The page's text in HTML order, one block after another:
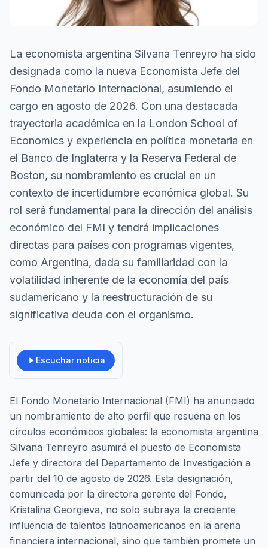
La economista argentina Silvana Tenreyro ha sido
designada como la nueva Economista Jefe del
Fondo Monetario Internacional, asumiendo el
cargo en agosto de 2026. Con una destacada
trayectoria académica en la London School of
Economics y experiencia en política monetaria en
el Banco de Inglaterra y la Reserva Federal de
Boston, su nombramiento es crucial en un
contexto de incertidumbre económica global. Su
rol será fundamental para la dirección del análisis
económico del FMI y tendrá implicaciones
directas para países con programas vigentes,
como Argentina, dada su familiaridad con la
volatilidad inherente de la economía del país
sudamericano y la reestructuración de su
significativa deuda con el organismo.
Escuchar noticia
El Fondo Monetario Internacional (FMI) ha anunciado
un nombramiento de alto perfil que resuena en los
círculos económicos globales: la economista argentina
Silvana Tenreyro asumirá el puesto de Economista
Jefe y directora del Departamento de Investigación a
partir del 10 de agosto de 2026. Esta designación,
comunicada por la directora gerente del Fondo,
Kristalina Georgieva, no solo subraya la creciente
influencia de talentos latinoamericanos en la arena
financiera internacional, sino que también promete un